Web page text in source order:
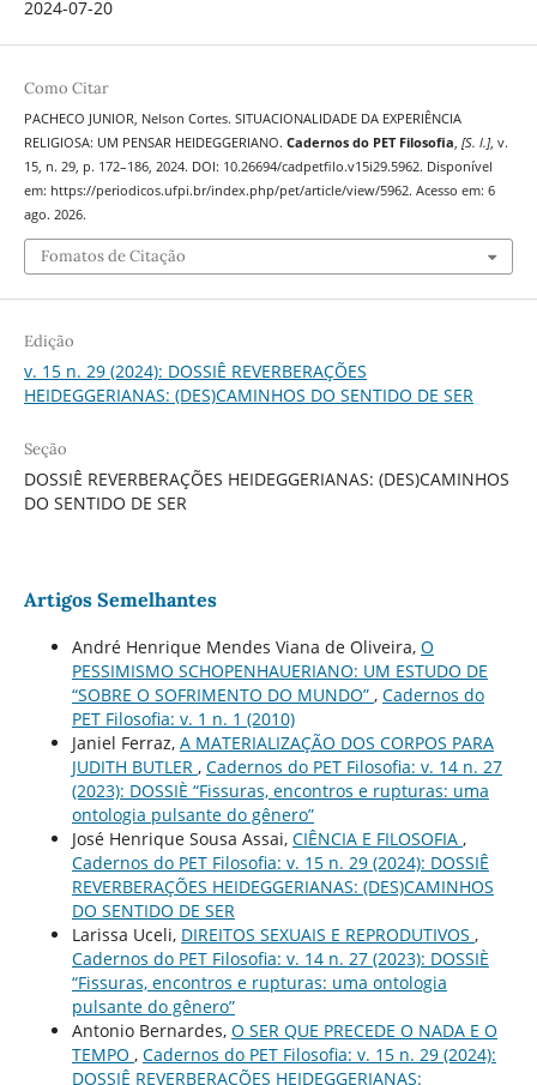
2024-07-20
Como Citar
PACHECO JUNIOR, Nelson Cortes. SITUACIONALIDADE DA EXPERIÊNCIA
RELIGIOSA: UM PENSAR HEIDEGGERIANO. Cadernos do PET Filosofia [S. l.], v.
15, n. 29, p. 172–186, 2024. DOI: 10.26694/cadpetfilo.v15i29.5962. Disponível
em: https://periodicos.ufpi.br/index.php/pet/article/view/5962. Acesso em: 6
ago. 2026.
Fomatos de Citação
Edição
v. 15 n. 29 (2024): DOSSIÊ REVERBERAÇÕES
HEIDEGGERIANAS: (DES)CAMINHOS DO SENTIDO DE SER
Seção
DOSSIÊ REVERBERAÇÕES HEIDEGGERIANAS: (DES)CAMINHOS
DO SENTIDO DE SER
Artigos Semelhantes
André Henrique Mendes Viana de Oliveira, O
PESSIMISMO SCHOPENHAUERIANO: UM ESTUDO DE
“SOBRE O SOFRIMENTO DO MUNDO” , Cadernos do
PET Filosofia: v. 1 n. 1 (2010)
Janiel Ferraz, A MATERIALIZAÇÃO DOS CORPOS PARA
JUDITH BUTLER , Cadernos do PET Filosofia: v. 14 n. 27
(2023): DOSSIÈ “Fissuras, encontros e rupturas: uma
ontologia pulsante do gênero”
José Henrique Sousa Assai, CIÊNCIA E FILOSOFIA ,
Cadernos do PET Filosofia: v. 15 n. 29 (2024): DOSSIÊ
REVERBERAÇÕES HEIDEGGERIANAS: (DES)CAMINHOS
DO SENTIDO DE SER
Larissa Uceli, DIREITOS SEXUAIS E REPRODUTIVOS ,
Cadernos do PET Filosofia: v. 14 n. 27 (2023): DOSSIÈ
“Fissuras, encontros e rupturas: uma ontologia
pulsante do gênero”
Antonio Bernardes, O SER QUE PRECEDE O NADA E O
TEMPO , Cadernos do PET Filosofia: v. 15 n. 29 (2024):
DOSSIÊ REVERBERAÇÕES HEIDEGGERIANAS: